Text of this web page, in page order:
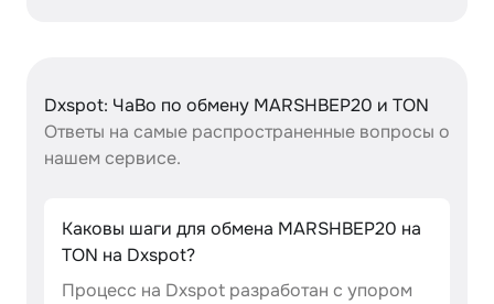
Dxspot: ЧаВо по обмену MARSHBEP20 и TON
Ответы на самые распространенные вопросы о
нашем сервисе.
Каковы шаги для обмена MARSHBEP20 на
TON на Dxspot?
Процесс на Dxspot разработан с упором